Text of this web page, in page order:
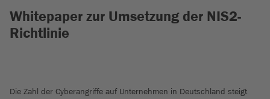
Whitepaper zur Umsetzung der NIS2-
Richtlinie
Die Zahl der Cyberangriffe auf Unternehmen in Deutschland steigt